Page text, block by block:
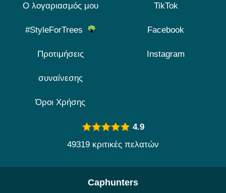
Ο λογαριασμός μου
#StyleForTrees
Προτιμήσεις
συναίνεσης
Όροι Χρήσης
TikTok
Facebook
Instagram
4.9
49319 κριτικές πελατών
Caphunters